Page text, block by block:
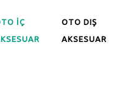
İÇ
OTO DIŞ
AKSESUAR